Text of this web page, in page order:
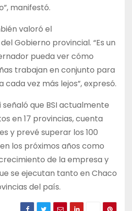
manifestó.
valoró el
Gobierno provincial. “Es un
pueda ver cómo
trabajan en conjunto para
cada vez más lejos”, expresó.
señaló que BSI actualmente
en 17 provincias, cuenta
y prevé superar los 100
los próximos años como
de la empresa y
se ejecutan tanto en Chaco
del país.